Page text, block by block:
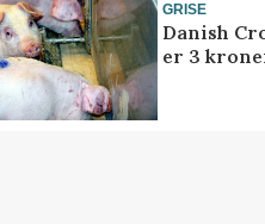
GRISE
Danish
er 3